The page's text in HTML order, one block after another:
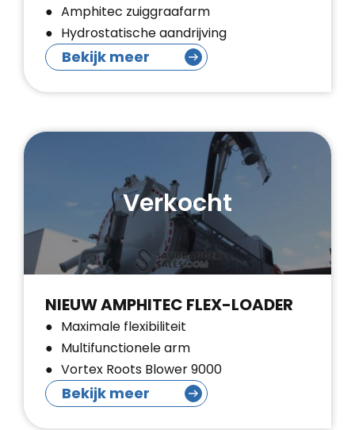
Amphitec zuiggraafarm
Hydrostatische aandrijving
Bekijk meer
Verkocht
NIEUW AMPHITEC FLEX-LOADER
Maximale flexibiliteit
Multifunctionele arm
Vortex Roots Blower 9000
Bekijk meer